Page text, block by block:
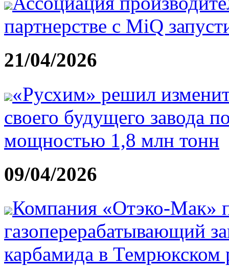
партнерстве с MiQ
21/04/2026
«Русхим» решил
своего будущего завода
мощностью 1,8 млн тонн
09/04/2026
Компания «Отэко-Мак»
газоперерабатывающий
карбамида в Темрюкском